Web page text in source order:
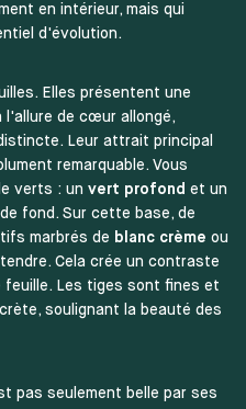
en intérieur, mais qui
d'évolution.
Elles présentent une
l'allure de cœur allongé,
Leur attrait principal
remarquable. Vous
verts : un vert profond et un
fond. Sur cette base, de
marbrés de blanc crème ou
Cela crée un contraste
Les tiges sont fines et
soulignant la beauté des
pas seulement belle par ses